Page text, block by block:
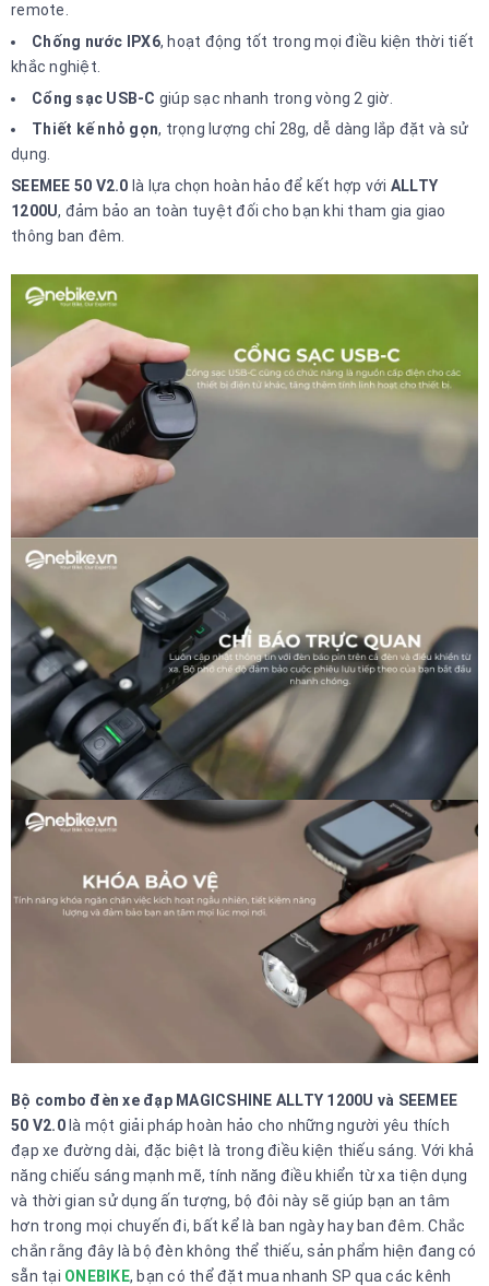
remote.
Chống nước IPX6, hoạt động tốt trong mọi điều kiện thời tiết
khắc nghiệt.
Cổng sạc USB-C giúp sạc nhanh trong vòng 2 giờ.
Thiết kế nhỏ gọn, trọng lượng chỉ 28g, dễ dàng lắp đặt và sử
dụng.
SEEMEE 50 V2.0 là lựa chọn hoàn hảo để kết hợp với ALLTY
1200U, đảm bảo an toàn tuyệt đối cho bạn khi tham gia giao
thông ban đêm.
Bộ combo đèn xe đạp MAGICSHINE ALLTY 1200U và SEEMEE
50 V2.0là một giải pháp hoàn hảo cho những người yêu thích
đạp xe đường dài, đặc biệt là trong điều kiện thiếu sáng. Với khả
năng chiếu sáng mạnh mẽ, tính năng điều khiển từ xa tiện dụng
và thời gian sử dụng ấn tượng, bộ đôi này sẽ giúp bạn an tâm
hơn trong mọi chuyến đi, bất kể là ban ngày hay ban đêm. Chắc
chắn rằng đây là bộ đèn không thể thiếu, sản phẩm hiện đang có
sẵn tại ONEBIKE, bạn có thể đặt mua nhanh SP qua các kênh